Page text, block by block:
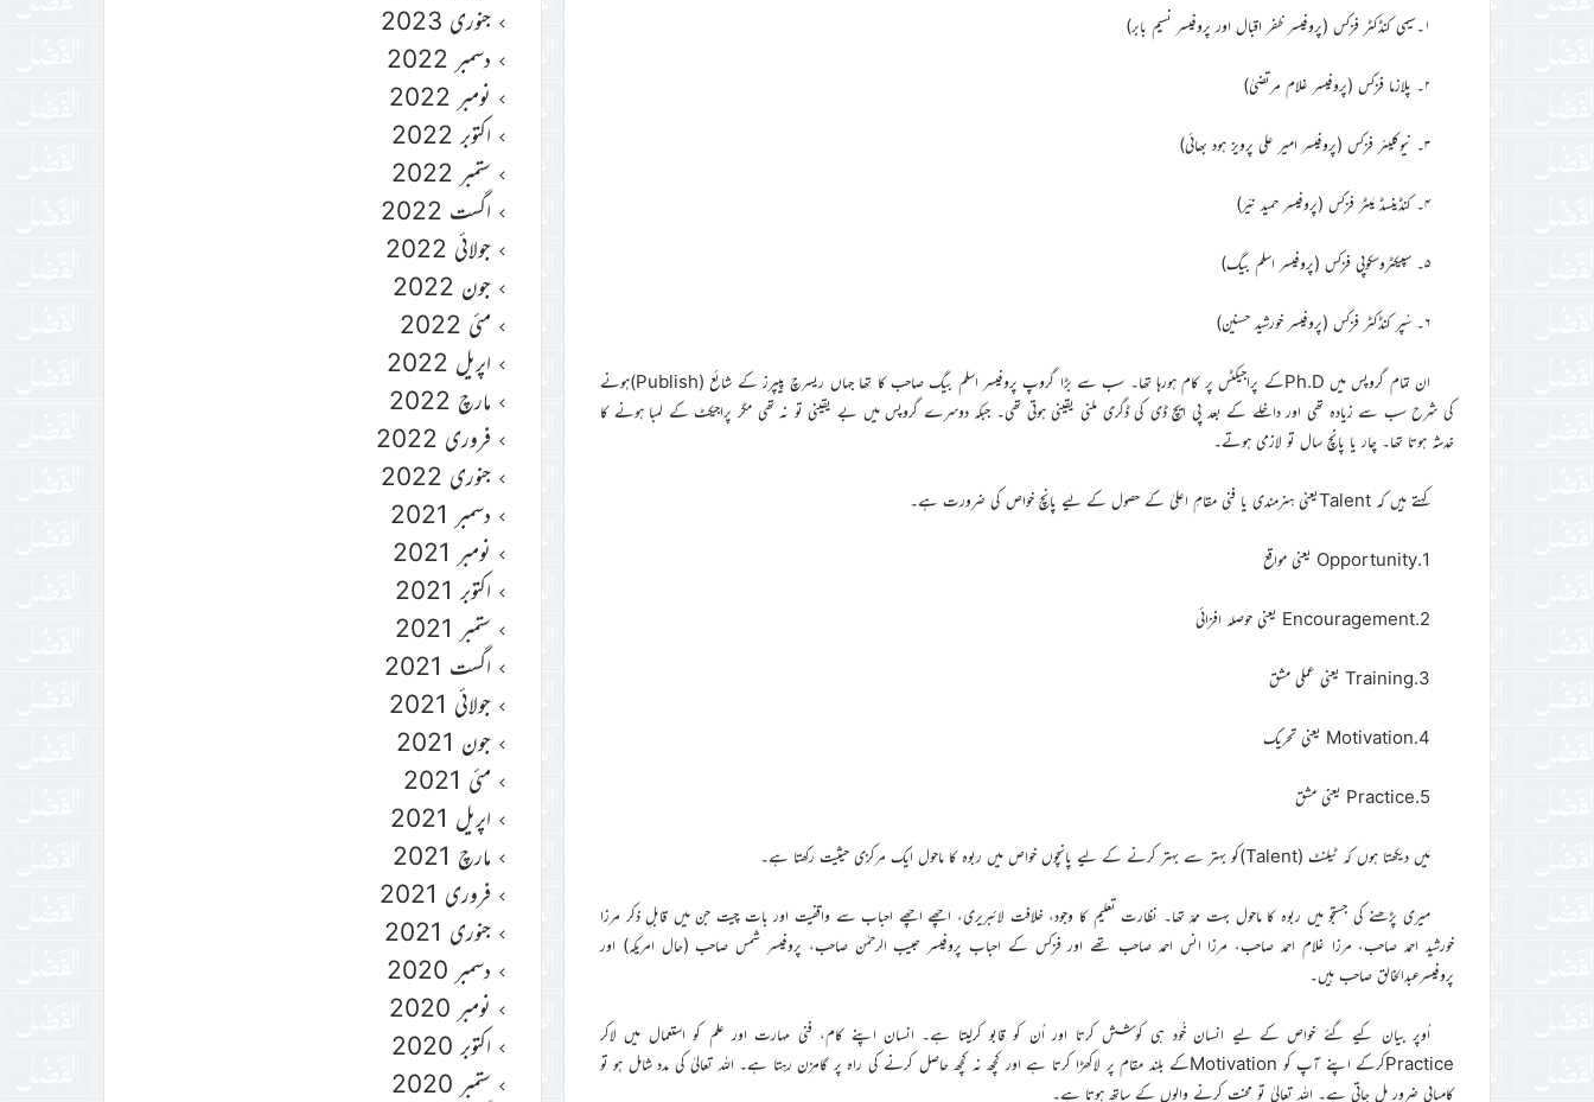
۱۔سیمی کنڈکٹر فزکس (پروفیسر ظفر اقبال اور پروفیسر نسیم بابر)
۲۔ پلازما فزکس (پروفیسر غلام مرتضیٰ)
۳۔ نیوکلیئر فزکس (پروفیسر امیر علی پرویز ہود بھائی)
۴۔ کنڈینسڈ مَیٹر فزکس (پروفیسر حمید نیّر)
۵۔ سپیکٹروسکوپی فزکس (پروفیسر اسلم بیگ)
۶۔ سُپر کنڈکٹر فزکس (پروفیسر خورشید حسنین)
ان تمام گروپس میں Ph.Dکے پراجیکٹس پر کام ہورہا تھا۔ سب سے بڑا گروپ پروفیسر اسلم بیگ صاحب کا تھا جہاں ریسرچ پیپرز کے شائع (Publish)ہونے
کی شرح سب سے زیادہ تھی اور داخلے کے بعد پی ایچ ڈی کی ڈگری ملنی یقینی ہوتی تھی۔ جبکہ دوسرے گروپس میں بے یقینی تو نہ تھی مگر پراجیکٹ کے لمبا ہونے کا
خدشہ ہوتا تھا۔ چار یا پانچ سال تو لازمی ہوتے۔
کہتے ہیں کہ Talentیعنی ہنرمندی یا فنی مقامِ اعلیٰ کے حصول کے لیے پانچ خواص کی ضرورت ہے۔
1.Opportunity یعنی مواقع
2.Encouragement یعنی حوصلہ افزائی
3.Training یعنی عملی مشق
4.Motivation یعنی تحریک
5.Practice یعنی مشق
مَیں دیکھتا ہوں کہ ٹیلنٹ (Talent)کو بہتر سے بہتر کرنے کے لیے پانچوں خواص میں ربوہ کا ماحول ایک مرکزی حیثیت رکھتا ہے۔
میری پڑھنے کی جستجو میں ربوہ کا ماحول بہت ممدّ تھا۔ نظارت تعلیم کا وجود، خلافت لائبریری، اچھے اچھے احباب سے واقفیت اور بات چیت جن میں قابلِ ذکر مرزا
خورشید احمد صاحب، مرزا غلام احمد صاحب، مرزا انس احمد صاحب تھے اور فزکس کے احباب پروفیسر حبیب الرحمٰن صاحب، پروفیسر شمس صاحب (حال امریکہ) اور
پروفیسرعبدالخالق صاحب ہیں۔
اُوپر بیان کیے گئے خواص کے لیے انسان خُود ہی کوشش کرتا اور اُن کو قابو کرلیتا ہے۔ انسان اپنے کام، فنی مہارت اور علم کو استعمال میں لاکر
Practiceکرکے اپنے آپ کو Motivationکے بلند مقام پر لاکھڑا کرتا ہے اور کچھ نہ کچھ حاصل کرنے کی راہ پر گامزن رہتا ہے۔ اللہ تعالیٰ کی مدد شامل ہو تو
کامیابی ضرور مل جاتی ہے۔ اللہ تعالیٰ تو محنت کرنے والوں کے ساتھ ہوتا ہے۔
جنوری 2023
دسمبر 2022
نومبر 2022
اکتوبر 2022
ستمبر 2022
اگست 2022
جولائی 2022
جون 2022
مئی 2022
اپریل 2022
مارچ 2022
فروری 2022
جنوری 2022
دسمبر 2021
نومبر 2021
اکتوبر 2021
ستمبر 2021
اگست 2021
جولائی 2021
جون 2021
مئی 2021
اپریل 2021
مارچ 2021
فروری 2021
جنوری 2021
دسمبر 2020
نومبر 2020
اکتوبر 2020
ستمبر 2020